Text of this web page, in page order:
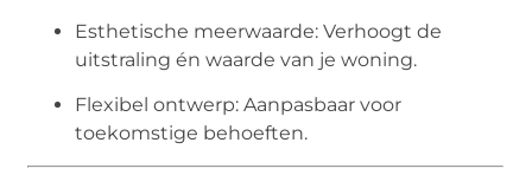
Esthetische meerwaarde: Verhoogt de
uitstraling én waarde van je woning.
Flexibel ontwerp: Aanpasbaar voor
toekomstige behoeften.